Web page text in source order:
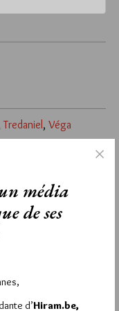
Tredaniel , Véga
2011
enfin de voir la
média
de ses
d’Hiram.be,